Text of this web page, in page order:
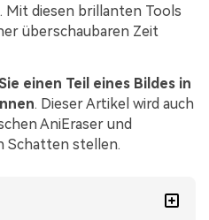
diesen brillanten Tools
überschaubaren Zeit
einen Teil eines Bildes in
. Dieser Artikel wird auch
AniEraser und
Schatten stellen.